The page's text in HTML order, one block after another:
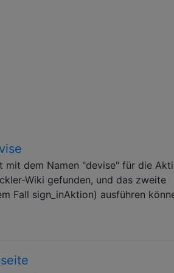
mit dem Namen "devise" für die
Wiki gefunden, und das zweite
Fall sign_inAktion) ausführen